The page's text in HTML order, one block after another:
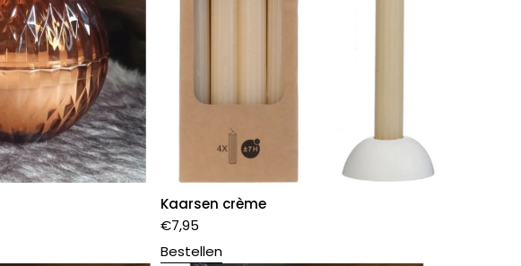
Kaarsen crème
€7,95
Bestellen